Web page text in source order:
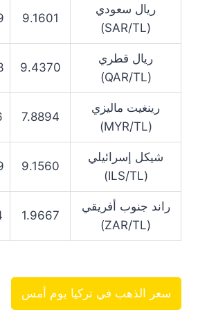
ريال سعودي
(SAR/TL)
9.1601
ريال قطري
(QAR/TL)
9.4370
رينغيت ماليزي
(MYR/TL)
7.8894
شيكل إسرائيلي
(ILS/TL)
9.1560
راند جنوب أفريقي
(ZAR/TL)
1.9667
سعر الذهب في تركيا يوم أمس